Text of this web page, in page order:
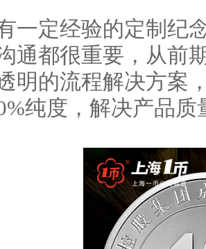
定经验的定制纪念
通都很重要，从前
明的流程解决方案
纯度，解决产品